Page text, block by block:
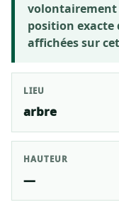
volontairement
position
affichées sur
LIEU
arbre
HAUTEUR
—